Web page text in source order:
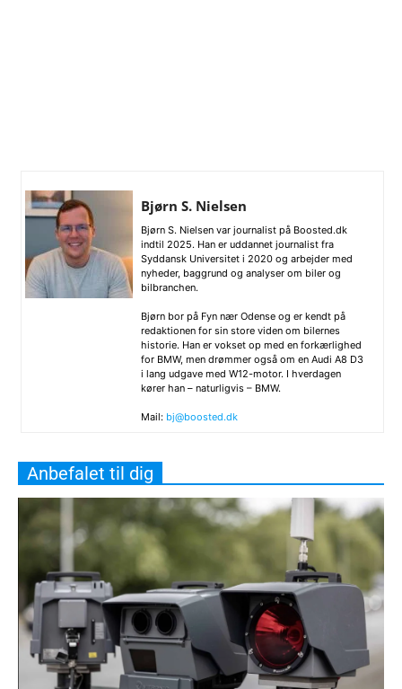
Bjørn S. Nielsen
Bjørn S. Nielsen var journalist på Boosted.dk
indtil 2025. Han er uddannet journalist fra
Syddansk Universitet i 2020 og arbejder med
nyheder, baggrund og analyser om biler og
bilbranchen.
Bjørn bor på Fyn nær Odense og er kendt på
redaktionen for sin store viden om bilernes
historie. Han er vokset op med en forkærlighed
for BMW, men drømmer også om en Audi A8 D3
i lang udgave med W12-motor. I hverdagen
kører han – naturligvis – BMW.
Mail: bj@boosted.dk